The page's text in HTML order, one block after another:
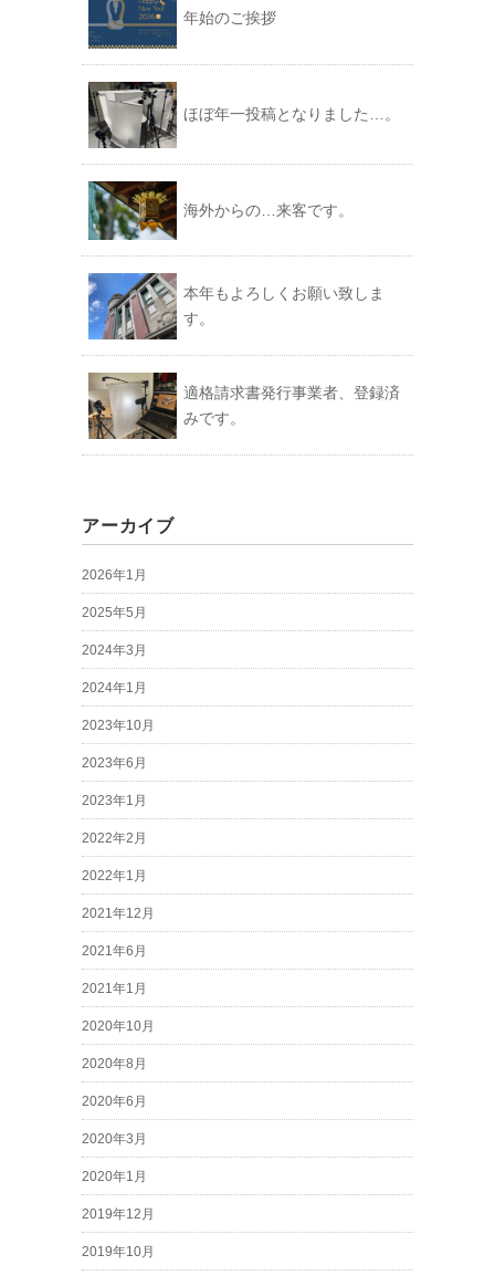
年始のご挨拶
ほぼ年一投稿となりました…。
海外からの…来客です。
本年もよろしくお願い致しま
す。
適格請求書発行事業者、登録済
みです。
アーカイブ
2026年1月
2025年5月
2024年3月
2024年1月
2023年10月
2023年6月
2023年1月
2022年2月
2022年1月
2021年12月
2021年6月
2021年1月
2020年10月
2020年8月
2020年6月
2020年3月
2020年1月
2019年12月
2019年10月